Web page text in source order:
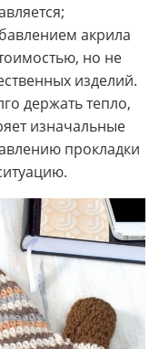
акрила
но не
изделий.
держать тепло,
изначальные
прокладки